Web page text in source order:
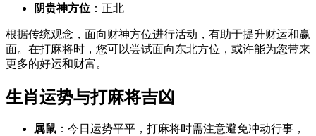
阴贵神方位 ：正北
根据传统观念，面向财神方位进行活动，有助于提升财运和赢
面。在打麻将时，您可以尝试面向东北方位，或许能为您带来
更多的好运和财富。
生肖运势与打麻将吉凶
属鼠 ：今日运势平平，打麻将时需注意避免冲动行事，